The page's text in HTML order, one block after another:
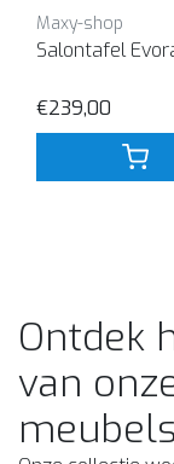
Maxy-shop
Salontafel
€239,00
Ontdek
van
meubels